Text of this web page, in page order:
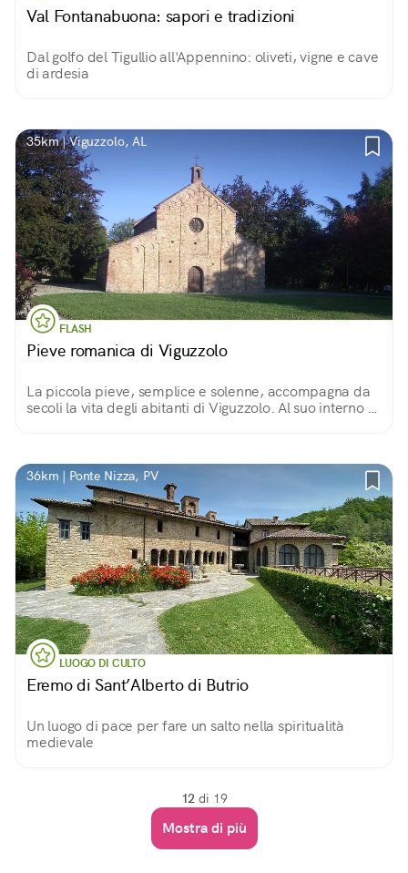
Val Fontanabuona: sapori e tradizioni
Dal golfo del Tigullio all'Appennino: oliveti, vigne e cave
di ardesia
35km | Viguzzolo, AL
FLASH
Pieve romanica di Viguzzolo
La piccola pieve, semplice e solenne, accompagna da
secoli la vita degli abitanti di Viguzzolo. Al suo interno ci
36km | Ponte Nizza, PV
LUOGO DI CULTO
Eremo di Sant’Alberto di Butrio
Un luogo di pace per fare un salto nella spiritualità
medievale
12 di 19
Mostra di più